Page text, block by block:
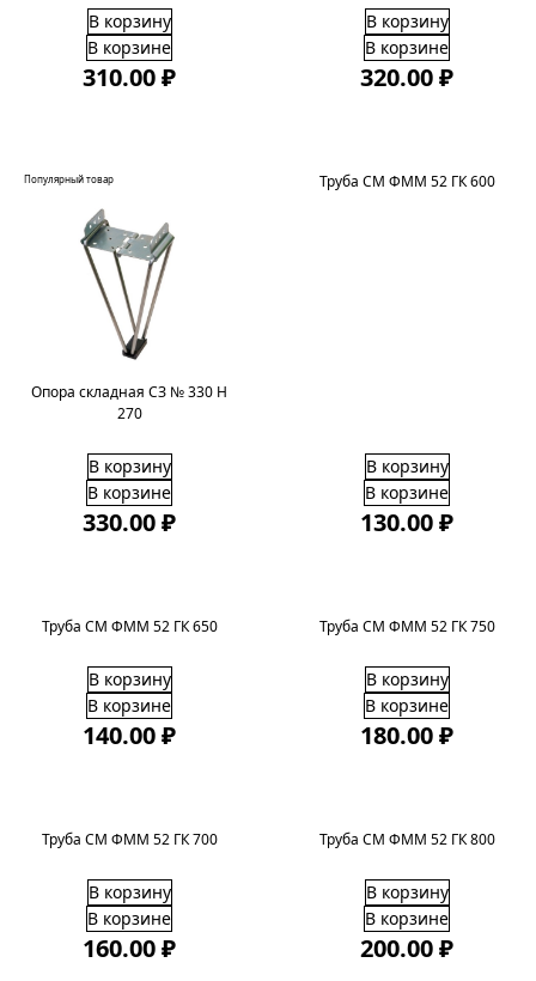
В корзину
В корзине
310.00 ₽
В корзину
В корзине
320.00 ₽
Популярный товар
Опора складная СЗ № 330 H
270
В корзину
В корзине
330.00 ₽
Труба СМ ФММ 52 ГК 600
В корзину
В корзине
130.00 ₽
Труба СМ ФММ 52 ГК 650
В корзину
В корзине
140.00 ₽
Труба СМ ФММ 52 ГК 750
В корзину
В корзине
180.00 ₽
Труба СМ ФММ 52 ГК 700
В корзину
В корзине
160.00 ₽
Труба СМ ФММ 52 ГК 800
В корзину
В корзине
200.00 ₽